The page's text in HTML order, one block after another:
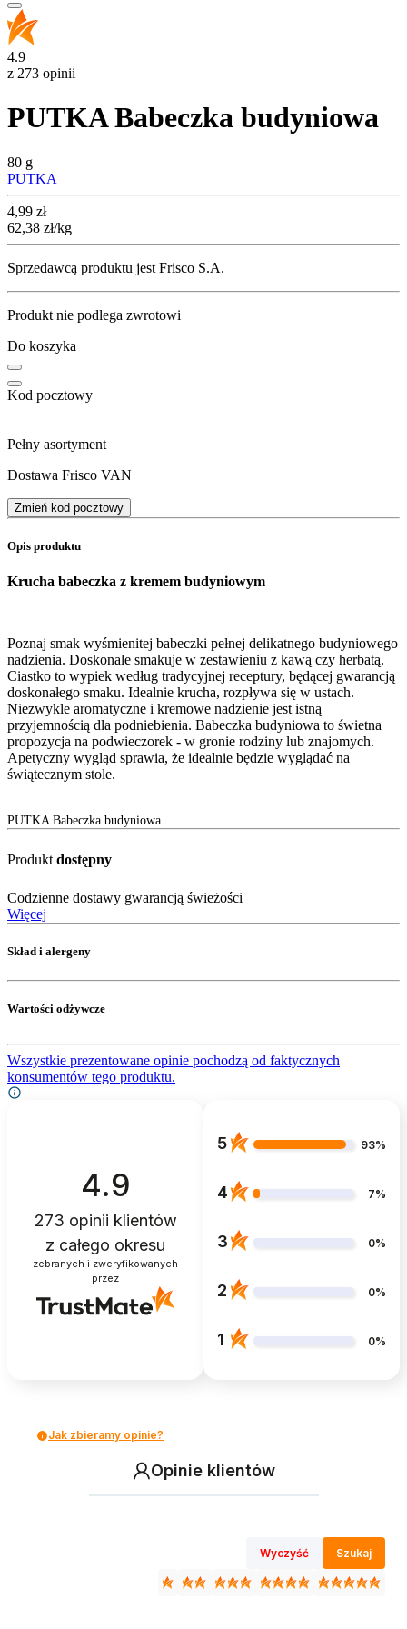
4.9
z 273 opinii
PUTKA Babeczka budyniowa
80 g
PUTKA
Cena
4,99 zł
62,38 zł/kg
Sprzedawcą produktu jest Frisco S.A.
Produkt nie podlega zwrotowi
Do koszyka
Kod pocztowy
Pełny asortyment
Dostawa Frisco VAN
Zmień kod pocztowy
Opis produktu
Krucha babeczka z kremem budyniowym
Poznaj smak wyśmienitej babeczki pełnej delikatnego budyniowego
nadzienia. Doskonale smakuje w zestawieniu z kawą czy herbatą.
Ciastko to wypiek według tradycyjnej receptury, będącej gwarancją
doskonałego smaku. Idealnie krucha, rozpływa się w ustach.
Niezwykle aromatyczne i kremowe nadzienie jest istną
przyjemnością dla podniebienia. Babeczka budyniowa to świetna
propozycja na podwieczorek - w gronie rodziny lub znajomych.
Apetyczny wygląd sprawia, że idealnie będzie wyglądać na
świątecznym stole.
PUTKA Babeczka budyniowa
Produkt dostępny
Codzienne dostawy gwarancją świeżości
Więcej
Skład i alergeny
Wartości odżywcze
Wszystkie prezentowane opinie pochodzą od faktycznych
konsumentów tego produktu.
4.9
273 opinii klientów
z całego okresu
zebranych i zweryfikowanych
przez
5 93%
4 7%
3 0%
2 0%
1 0%
Jak zbieramy opinie?
Opinie klientów
Wyczyść Szukaj